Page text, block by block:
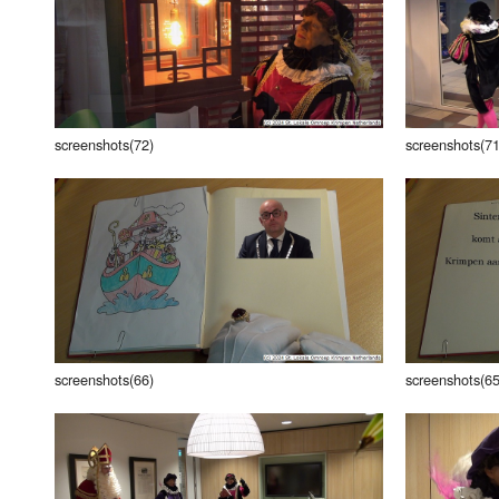
Donderdag
Vrijdag
Zondag
Luister LOK Live
LOK schijf
Oude LOK programma's
screenshots(72)
screenshots(66)